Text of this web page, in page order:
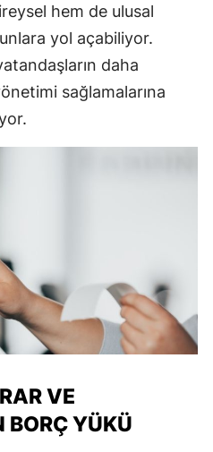
hem de ulusal
yol açabiliyor.
daha
sağlamalarına
VE
BORÇ YÜKÜ